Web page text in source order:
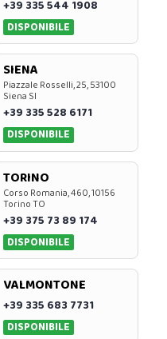
+39 335 544 1908
DISPONIBILE
SIENA
Piazzale Rosselli, 25, 53100
Siena SI
+39 335 528 6171
DISPONIBILE
TORINO
Corso Romania, 460, 10156
Torino TO
+39 375 73 89 174
DISPONIBILE
VALMONTONE
+39 335 683 7731
DISPONIBILE